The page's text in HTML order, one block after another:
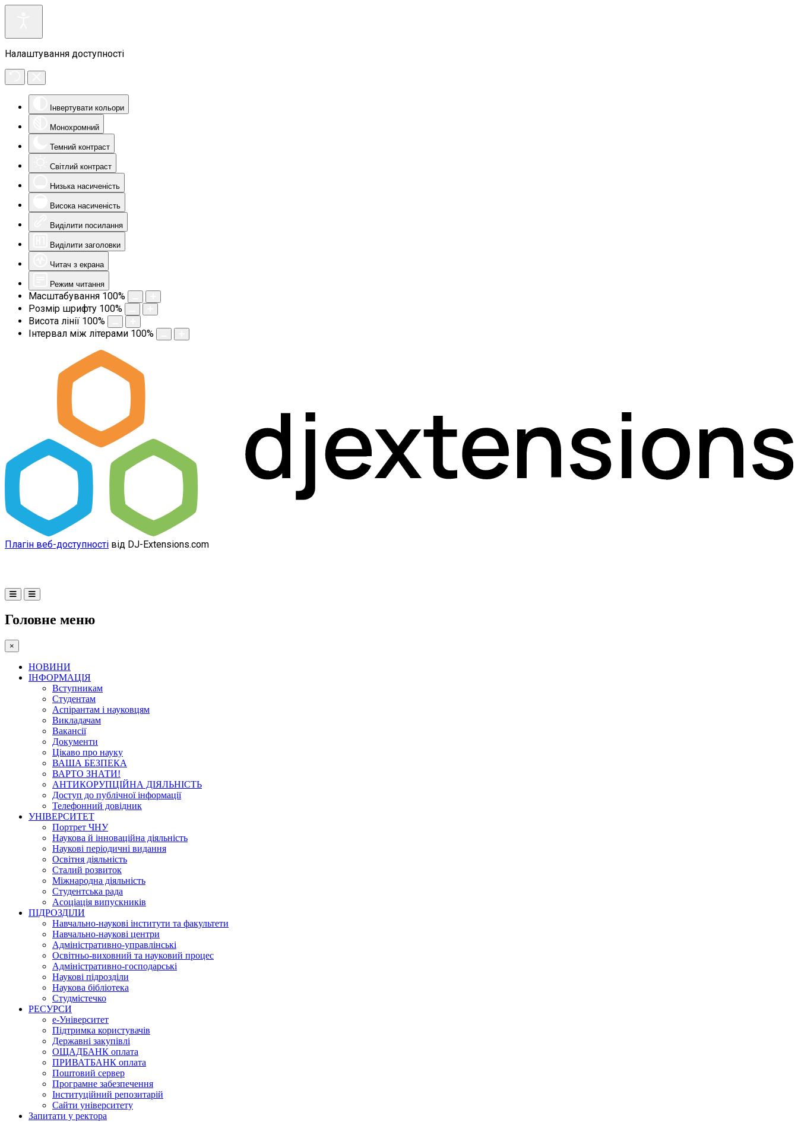
Налаштування доступності
Інвертувати кольори
Монохромний
Темний контраст
Світлий контраст
Низька насиченість
Висока насиченість
Виділити посилання
Виділити заголовки
Читач з екрана
Режим читання
Масштабування 100%
Розмір шрифту 100%
Висота лінії 100%
Інтервал між літерами 100%
Плагін веб-доступності від DJ-Extensions.com
Головне меню
×
НОВИНИ
ІНФОРМАЦІЯ
Вступникам
Студентам
Аспірантам і науковцям
Викладачам
Вакансії
Документи
Цікаво про науку
ВАША БЕЗПЕКА
ВАРТО ЗНАТИ!
АНТИКОРУПЦІЙНА ДІЯЛЬНІСТЬ
Доступ до публічної інформації
Телефонний довідник
УНІВЕРСИТЕТ
Портрет ЧНУ
Наукова й інноваційна діяльність
Наукові періодичні видання
Освітня діяльність
Сталий розвиток
Міжнародна діяльність
Студентська рада
Асоціація випускників
ПІДРОЗДІЛИ
Навчально-наукові інститути та факультети
Навчально-наукові центри
Адміністративно-управлінські
Освітньо-виховний та науковий процес
Адміністративно-господарські
Наукові підрозділи
Наукова бібліотека
Студмістечко
РЕСУРСИ
е-Університет
Підтримка користувачів
Державні закупівлі
ОЩАДБАНК оплата
ПРИВАТБАНК оплата
Поштовий сервер
Програмне забезпечення
Інституційний репозитарій
Сайти університету
Запитати у ректора